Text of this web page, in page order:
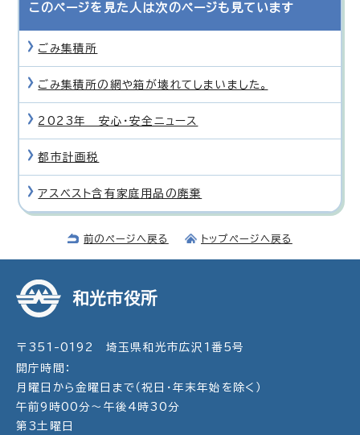
このページを見た人は次のページも見ています
ごみ集積所
ごみ集積所の網や箱が壊れてしまいました。
2023年 安心・安全ニュース
都市計画税
アスベスト含有家庭用品の廃棄
前のページへ戻る トップページへ戻る
和光市役所
〒351-0192 埼玉県和光市広沢1番5号
開庁時間：
月曜日から金曜日まで（祝日・年末年始を除く）
午前9時00分～午後4時30分
第3土曜日